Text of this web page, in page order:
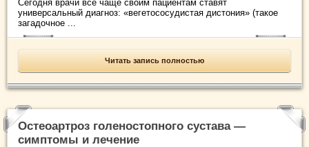
Сегодня врачи все чаще своим пациентам ставят
универсальный диагноз: «вегетососудистая дистония» (такое
загадочное ...
Читать запись полностью
Остеоартроз голеностопного сустава —
симптомы и лечение